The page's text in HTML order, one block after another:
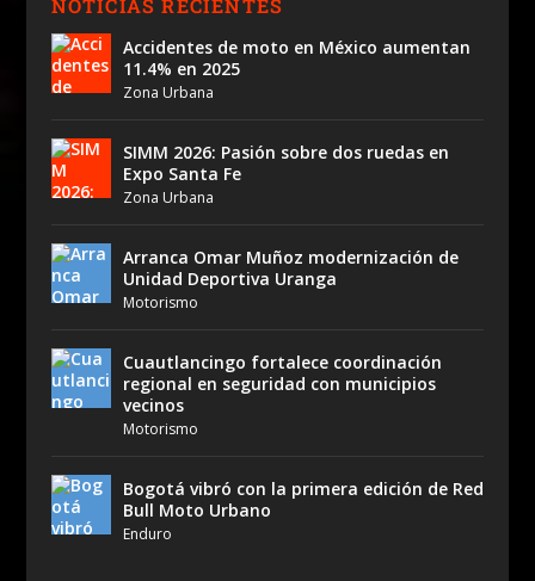
NOTICIAS RECIENTES
Accidentes de moto en México aumentan
11.4% en 2025
Zona Urbana
SIMM 2026: Pasión sobre dos ruedas en
Expo Santa Fe
Zona Urbana
Arranca Omar Muñoz modernización de
Unidad Deportiva Uranga
Motorismo
Cuautlancingo fortalece coordinación
regional en seguridad con municipios
vecinos
Motorismo
Bogotá vibró con la primera edición de Red
Bull Moto Urbano
Enduro